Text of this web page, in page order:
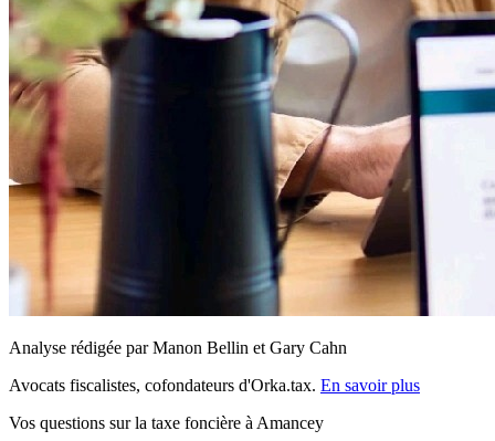
Analyse rédigée par Manon Bellin et Gary Cahn
Avocats fiscalistes, cofondateurs d'Orka.tax. En savoir plus
Vos questions sur la taxe foncière à Amancey